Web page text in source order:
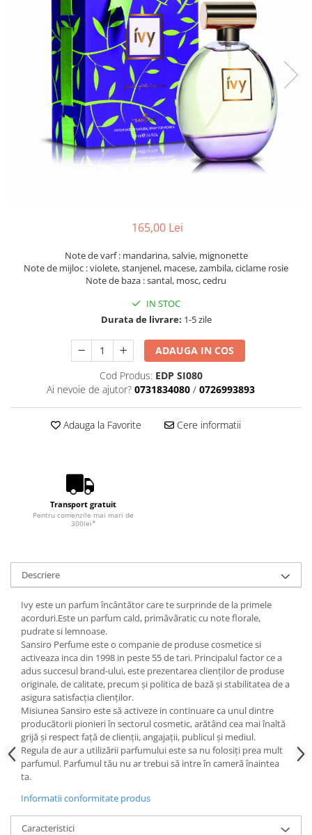
165,00 Lei
Note de varf : mandarina, salvie, mignonette
Note de mijloc : violete, stanjenel, macese, zambila, ciclame rosie
Note de baza : santal, mosc, cedru
IN STOC
Durata de livrare: 1-5 zile
ADAUGA IN COS
Cod Produs: EDP SI080
Ai nevoie de ajutor? 0731834080 / 0726993893
Adauga la Favorite Cere informatii
Transport gratuit
Pentru comenzile mai mari de
300lei*
Descriere
Ivy este un parfum încântător care te surprinde de la primele
acorduri.Este un parfum cald, primăvăratic cu note florale,
pudrate si lemnoase.
Sansiro Perfume este o companie de produse cosmetice si
activeaza inca din 1998 in peste 55 de tari. Principalul factor ce a
adus succesul brand-ului, este prezentarea clienților de produse
originale, de calitate, precum și politica de bază și stabilitatea de a
asigura satisfacția clienților.
Misiunea Sansiro este să activeze in continuare ca unul dintre
producătorii pionieri în sectorul cosmetic, arătând cea mai înaltă
grijă și respect față de clienții, angajații, publicul și mediul.
Regula de aur a utilizării parfumului este sa nu folosiți prea mult
parfumul. Parfumul tău nu ar trebui să intre în cameră înaintea
ta.
Informatii conformitate produs
Caracteristici